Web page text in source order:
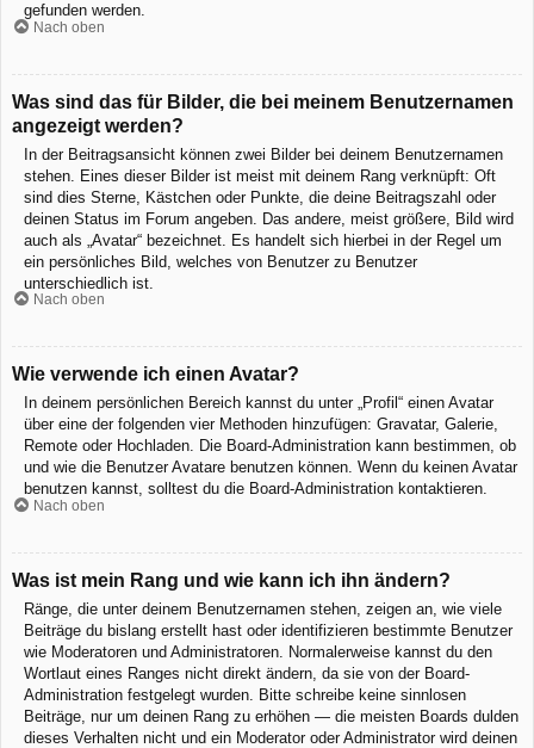
gefunden werden.
Nach oben
Was sind das für Bilder, die bei meinem Benutzernamen
angezeigt werden?
In der Beitragsansicht können zwei Bilder bei deinem Benutzernamen
stehen. Eines dieser Bilder ist meist mit deinem Rang verknüpft: Oft
sind dies Sterne, Kästchen oder Punkte, die deine Beitragszahl oder
deinen Status im Forum angeben. Das andere, meist größere, Bild wird
auch als „Avatar“ bezeichnet. Es handelt sich hierbei in der Regel um
ein persönliches Bild, welches von Benutzer zu Benutzer
unterschiedlich ist.
Nach oben
Wie verwende ich einen Avatar?
In deinem persönlichen Bereich kannst du unter „Profil“ einen Avatar
über eine der folgenden vier Methoden hinzufügen: Gravatar, Galerie,
Remote oder Hochladen. Die Board-Administration kann bestimmen, ob
und wie die Benutzer Avatare benutzen können. Wenn du keinen Avatar
benutzen kannst, solltest du die Board-Administration kontaktieren.
Nach oben
Was ist mein Rang und wie kann ich ihn ändern?
Ränge, die unter deinem Benutzernamen stehen, zeigen an, wie viele
Beiträge du bislang erstellt hast oder identifizieren bestimmte Benutzer
wie Moderatoren und Administratoren. Normalerweise kannst du den
Wortlaut eines Ranges nicht direkt ändern, da sie von der Board-
Administration festgelegt wurden. Bitte schreibe keine sinnlosen
Beiträge, nur um deinen Rang zu erhöhen — die meisten Boards dulden
dieses Verhalten nicht und ein Moderator oder Administrator wird deinen